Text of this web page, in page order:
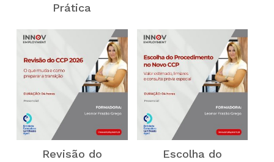
Prática
Revisão do
Escolha do